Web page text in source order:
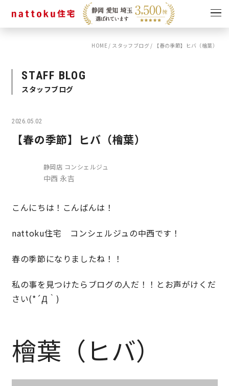
キャンペーン
ショールーム
スタッフブログ
営業時間／10:00～20:00 定休日／年末年始
OWNER’S SITE オーナーズサイト
HOME/ スタッフブログ/ 【春の季節】ヒバ（檜葉）
STAFF BLOG
スタッフブログ
2026.05.02
【春の季節】ヒバ（檜葉）
静岡店 コンシェルジュ
中西 永吉
こんにちは！こんばんは！
nattoku住宅 コンシェルジュの中西です！
春の季節になりましたね！！
私の事を見つけたらブログの人だ！！とお声がけくだ
さい(*´Д｀)
檜葉（ヒバ）